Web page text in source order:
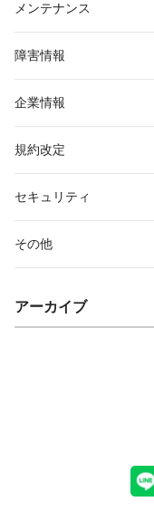
メンテナンス
障害情報
企業情報
規約改定
セキュリティ
その他
アーカイブ